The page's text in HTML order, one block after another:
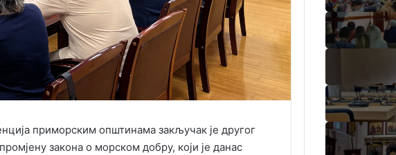
приморским општинама закључак је другог
закона о морском добру, који је данас